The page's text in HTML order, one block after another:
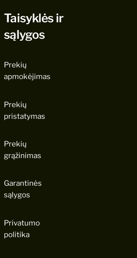
Taisyklės ir
sąlygos
Prekių
apmokėjimas
Prekių
pristatymas
Prekių
grąžinimas
Garantinės
sąlygos
Privatumo
politika